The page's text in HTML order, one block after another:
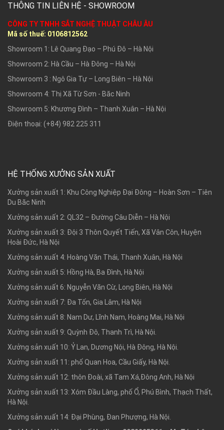
THÔNG TIN LIÊN HỆ - SHOWROOM
CÔNG TY TNHH SẮT NGHỆ THUẬT CHÂU ÂU
Mã số thuế: 0106812562
Showroom 1: Lê Quang Đạo – Phú Đô – Hà Nội
Showroom 2: Hà Cầu – Hà Đông – Hà Nội
Showroom 3 : Ngô Gia Tự – Long Biên – Hà Nội
Showroom 4: Thị Xã Từ Sơn - Băc Ninh
Showroom 5: Khương Đình – Thanh Xuân – Hà Nội
Điện thoại: (+84) 982 225 311
HỆ THỐNG XƯỞNG SẢN XUẤT
Xưởng sản xuất 1: Khu Công Nghiệp Đại Đông – Hoàn Sơn – Tiên
Du Băc Ninh
Xưởng sản xuất 2: QL32 – Đường Câu Diễn – Hà Nội
Xưởng sản xuất 3: Đội 3 Thôn Quyết Tiến, Xã Vân Côn, Huyện
Hoài Đức, Hà Nội
Xưởng sản xuất 4: Hoàng Văn Thái, Thanh Xuân, Hà Nội
Xưởng sản xuất 5: Hồng Hà, Ba Đình, Hà Nội
Xưởng sản xuất 6: Nguyễn Văn Cừ, Long Biên, Hà Nội
Xưởng sản xuất 7: Đa Tốn, Gia Lâm, Hà Nội
Xưởng sản xuất 8: Nam Dư, Lĩnh Nam, Hoàng Mai, Hà Nội
Xưởng sản xuất 9: Quỳnh Đô, Thanh Trì, Hà Nội.
Xưởng sản xuất 10: Ỷ Lan, Dương Nội, Hà Đông, Hà Nội.
Xưởng sản xuất 11: phố Quan Hoa, Cầu Giấy, Hà Nội.
Xưởng sản xuất 12: thôn Đoài, xã Tam Xá,Đông Anh, Hà Nội
Xưởng sản xuất 13: Xóm Đầu Làng, phố Ổ, Phú Bình, Thạch Thất,
Hà Nội.
Xưởng sản xuất 14: Đại Phùng, Đan Phượng, Hà Nội.